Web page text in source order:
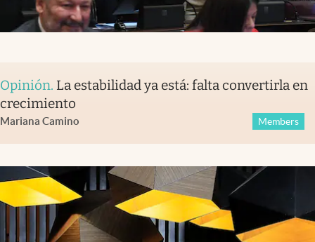
Opinión. La estabilidad ya está: falta convertirla en
crecimiento
Mariana Camino Members